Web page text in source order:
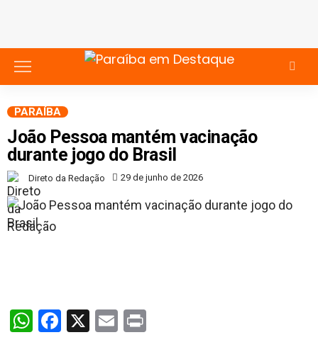
PARAÍBA
João Pessoa mantém vacinação
durante jogo do Brasil
Direto da Redação 29 de junho de 2026
WhatsApp
Facebook
X Email